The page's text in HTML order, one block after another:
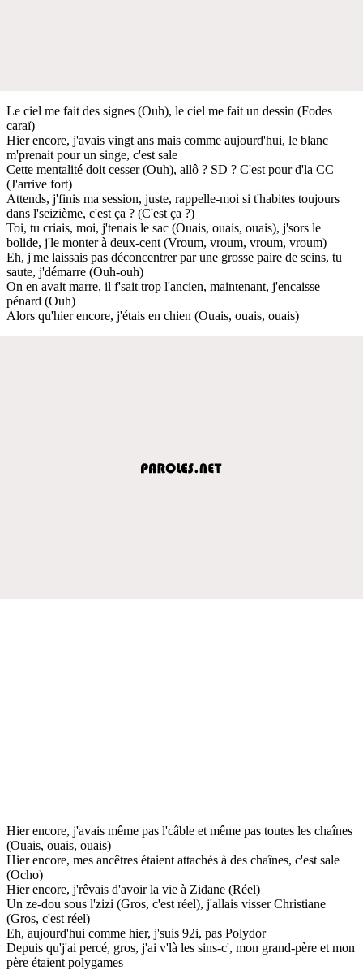
Le ciel me fait des signes (Ouh), le ciel me fait un dessin (Fodes
caraï)
Hier encore, j'avais vingt ans mais comme aujourd'hui, le blanc
m'prenait pour un singe, c'est sale
Cette mentalité doit cesser (Ouh), allô ? SD ? C'est pour d'la CC
(J'arrive fort)
Attends, j'finis ma session, juste, rappelle-moi si t'habites toujours
dans l'seizième, c'est ça ? (C'est ça ?)
Toi, tu criais, moi, j'tenais le sac (Ouais, ouais, ouais), j'sors le
bolide, j'le monter à deux-cent (Vroum, vroum, vroum, vroum)
Eh, j'me laissais pas déconcentrer par une grosse paire de seins, tu
saute, j'démarre (Ouh-ouh)
On en avait marre, il f'sait trop l'ancien, maintenant, j'encaisse
pénard (Ouh)
Alors qu'hier encore, j'étais en chien (Ouais, ouais, ouais)
Hier encore, j'avais même pas l'câble et même pas toutes les chaînes
(Ouais, ouais, ouais)
Hier encore, mes ancêtres étaient attachés à des chaînes, c'est sale
(Ocho)
Hier encore, j'rêvais d'avoir la vie à Zidane (Réel)
Un ze-dou sous l'zizi (Gros, c'est réel), j'allais visser Christiane
(Gros, c'est réel)
Eh, aujourd'hui comme hier, j'suis 92i, pas Polydor
Depuis qu'j'ai percé, gros, j'ai v'là les sins-c', mon grand-père et mon
père étaient polygames